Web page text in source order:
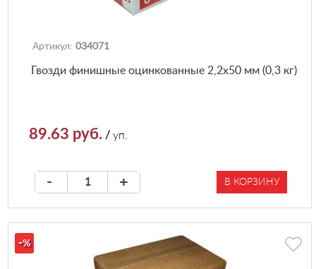
Артикул: 034071
Гвозди финишные оцинкованные 2,2х50 мм (0,3 кг)
89.63 руб. /уп.
- + В КОРЗИНУ
-%